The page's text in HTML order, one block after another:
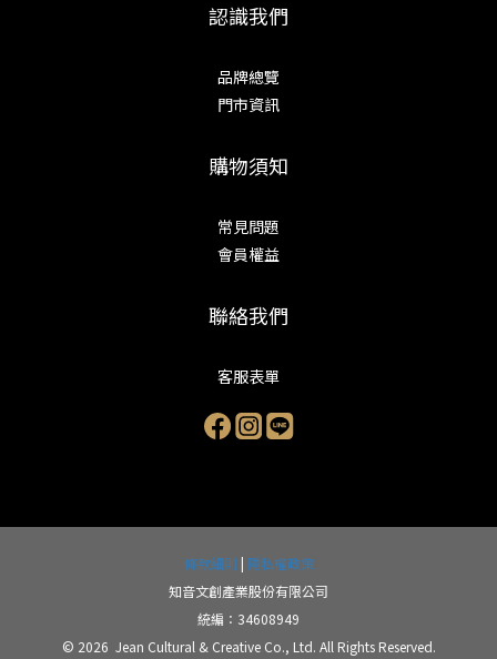
認識我們
品牌總覽
門市資訊
購物須知
常見問題
會員權益
聯絡我們
客服表單
條款細則 | 隱私權政策
知音文創產業股份有限公司
統編：34608949
© 2026 Jean Cultural & Creative Co., Ltd. All Rights Reserved.